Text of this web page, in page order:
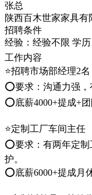
张总
陕西百木世家家具有
招聘条件
经验：经验不限 学
工作内容
⭐招聘市场部经理2名
⭕要求：沟通力强，
⭕底薪4000+提成+
⭐定制工厂车间主任
⭕要求：有两年定
护。
⭕底薪6000+提成月